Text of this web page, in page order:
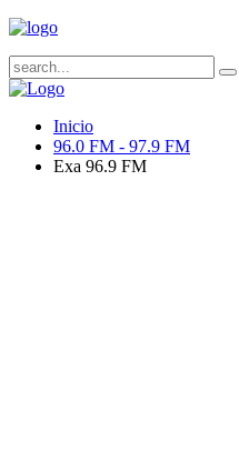
Inicio
96.0 FM - 97.9 FM
Exa 96.9 FM